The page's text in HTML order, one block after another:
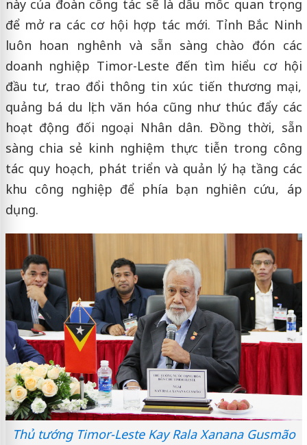
này của đoàn công tác sẽ là dấu mốc quan trọng
để mở ra các cơ hội hợp tác mới. Tỉnh Bắc Ninh
luôn hoan nghênh và sẵn sàng chào đón các
doanh nghiệp Timor-Leste đến tìm hiểu cơ hội
đầu tư, trao đổi thông tin xúc tiến thương mại,
quảng bá du lịch văn hóa cũng như thúc đẩy các
hoạt động đối ngoại Nhân dân. Đồng thời, sẵn
sàng chia sẻ kinh nghiệm thực tiễn trong công
tác quy hoạch, phát triển và quản lý hạ tầng các
khu công nghiệp để phía bạn nghiên cứu, áp
dụng.
Thủ tướng Timor-Leste Kay Rala Xanana Gusmão